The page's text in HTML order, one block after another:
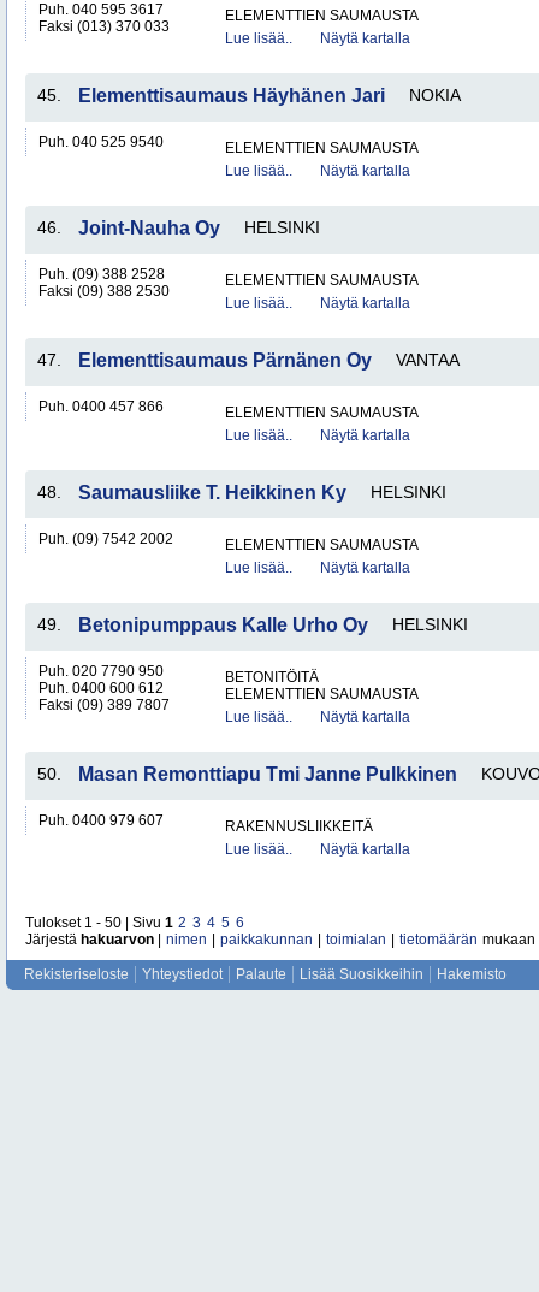
Puh. 040 595 3617
Faksi (013) 370 033
ELEMENTTIEN SAUMAUSTA
Lue lisää..
Näytä kartalla
45. Elementtisaumaus Häyhänen Jari NOKIA
Puh. 040 525 9540
ELEMENTTIEN SAUMAUSTA
Lue lisää..
Näytä kartalla
46. Joint-Nauha Oy HELSINKI
Puh. (09) 388 2528
Faksi (09) 388 2530
ELEMENTTIEN SAUMAUSTA
Lue lisää..
Näytä kartalla
47. Elementtisaumaus Pärnänen Oy VANTAA
Puh. 0400 457 866
ELEMENTTIEN SAUMAUSTA
Lue lisää..
Näytä kartalla
48. Saumausliike T. Heikkinen Ky HELSINKI
Puh. (09) 7542 2002
ELEMENTTIEN SAUMAUSTA
Lue lisää..
Näytä kartalla
49. Betonipumppaus Kalle Urho Oy HELSINKI
Puh. 020 7790 950
Puh. 0400 600 612
Faksi (09) 389 7807
BETONITÖITÄ
ELEMENTTIEN SAUMAUSTA
Lue lisää..
Näytä kartalla
50. Masan Remonttiapu Tmi Janne Pulkkinen
Puh. 0400 979 607
RAKENNUSLIIKKEITÄ
Lue lisää..
Näytä kartalla
Tulokset 1 - 50 | Sivu 1 2 3 4 5 6
Järjestä hakuarvon nimen paikkakunnan toimialan tietomäärän mukaan
Rekisteriseloste Yhteystiedot Palaute Lisää Suosikkeihin Hakemisto